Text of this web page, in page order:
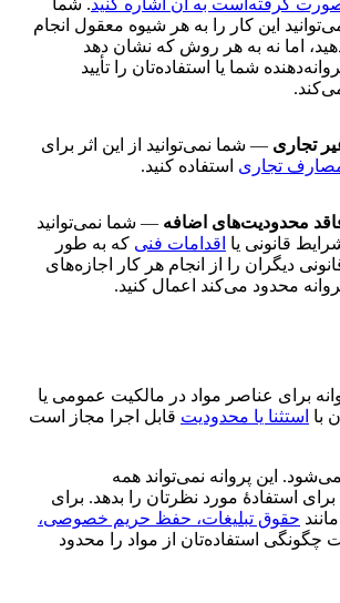
گرفته‌است به آن اشاره کنید. شما
این کار را به هر شیوه معقول انجام
اما نه به هر روش که نشان دهد
شما یا استفاده‌تان را تأیید
تجاری — شما نمی‌توانید از این اثر برای
تجاری استفاده کنید.
محدودیت‌های اضافه — شما نمی‌توانید
قانونی یا اقدامات فنی که به طور
دیگران را از انجام هر کار اجازه‌های
محدود می‌کند اعمال کنید.
برای عناصر مواد در مالکیت عمومی یا
با استثنا یا محدودیت قابل اجرا مجاز است
این پروانه نمی‌تواند همه
استفادهٔ مورد نظرتان را بدهد. برای
حقوق تبلیغات، حفظ حریم خصوصی،
استفاده‌تان از مواد را محدود